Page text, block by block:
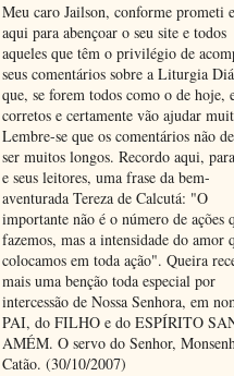
Meu caro Jailson, conforme prometi
aqui para abençoar o seu site e todos
aqueles que têm o privilégio de
seus comentários sobre a Liturgia
que, se forem todos como o de hoje,
corretos e certamente vão ajudar
Lembre-se que os comentários não
ser muitos longos. Recordo aqui,
e seus leitores, uma frase da bem-
aventurada Tereza de Calcutá: "O
importante não é o número de ações
fazemos, mas a intensidade do amor
colocamos em toda ação". Queira
mais uma benção toda especial por
intercessão de Nossa Senhora, em
PAI, do FILHO e do ESPÍRITO
AMÉM. O servo do Senhor,
Catão. (30/10/2007)